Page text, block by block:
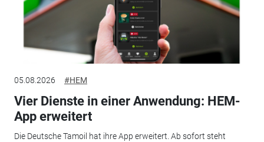
05.08.2026 #HEM
Vier Dienste in einer Anwendung: HEM-
App erweitert
Die Deutsche Tamoil hat ihre App erweitert. Ab sofort steht